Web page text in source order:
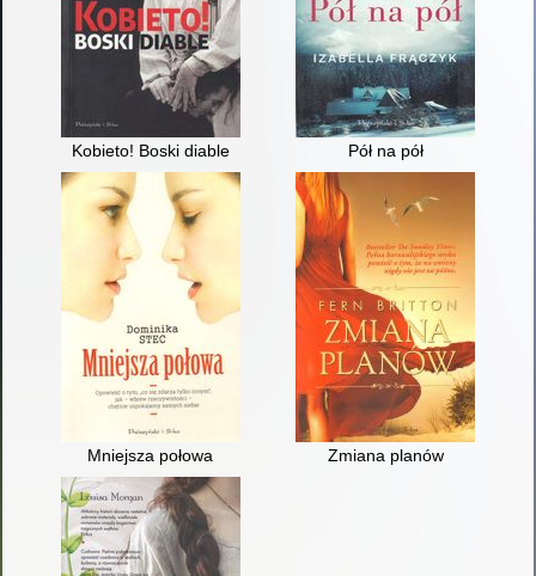
Kobieto! Boski diable Pół na pół
Mniejsza połowa Zmiana planów